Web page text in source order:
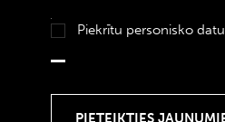
Piekrītu personisko datu